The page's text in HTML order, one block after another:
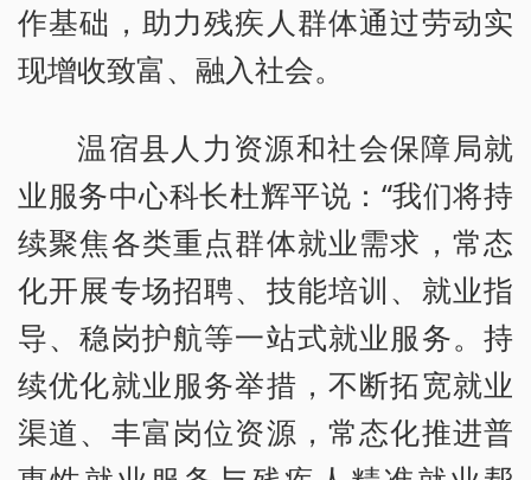
作基础，助力残疾人群体通过劳动实
现增收致富、融入社会。
温宿县人力资源和社会保障局就
业服务中心科长杜辉平说：“我们将持
续聚焦各类重点群体就业需求，常态
化开展专场招聘、技能培训、就业指
导、稳岗护航等一站式就业服务。持
续优化就业服务举措，不断拓宽就业
渠道、丰富岗位资源，常态化推进普